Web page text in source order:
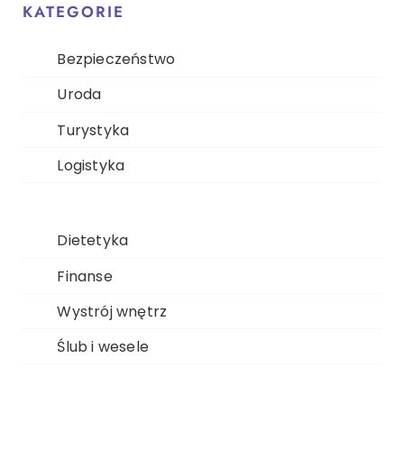
KATEGORIE
Bezpieczeństwo
Uroda
Turystyka
Logistyka
Dietetyka
Finanse
Wystrój wnętrz
Ślub i wesele